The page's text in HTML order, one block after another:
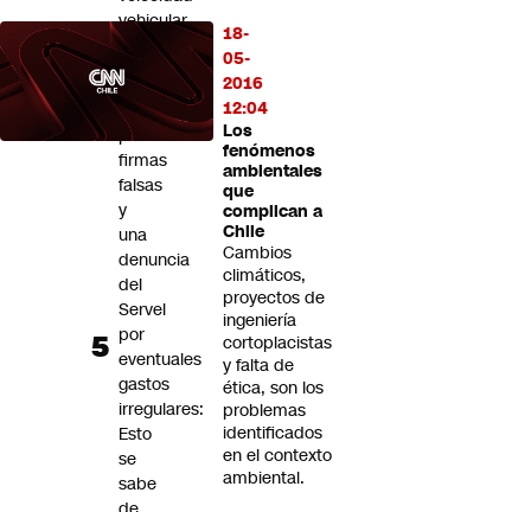
18-
05-
2016
12:04
Los
fenómenos
ambientales
que
complican a
Chile
Cambios
climáticos,
proyectos de
ingeniería
cortoplacistas
y falta de
ética, son los
problemas
identificados
en el contexto
ambiental.
vehicular
Una
querella
por
presuntas
firmas
falsas
y
una
denuncia
del
Servel
por
eventuales
gastos
irregulares:
Esto
se
sabe